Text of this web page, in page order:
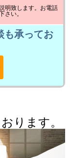
明致します。お電話
さい。
も承ってお
ります。